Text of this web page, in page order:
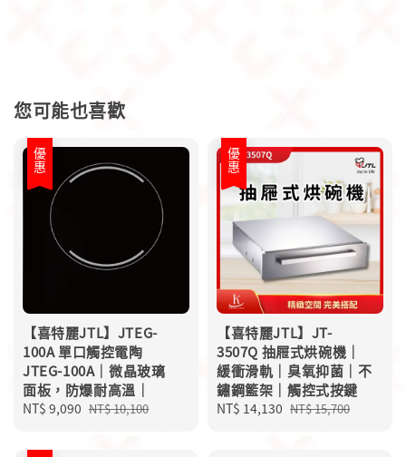
您可能也喜歡
優惠
【喜特麗JTL】JTEG-
100A 單口觸控電陶
JTEG-100A｜微晶玻璃
面板，防爆耐高溫｜
Sale
NT$ 9,090 Regular
NT$ 10,100
優惠
【喜特麗JTL】JT-
3507Q 抽屜式烘碗機｜
緩衝滑軌｜臭氧抑菌｜不
鏽鋼籃架｜觸控式按鍵
Sale
NT$ 14,130 Regular
NT$ 15,700